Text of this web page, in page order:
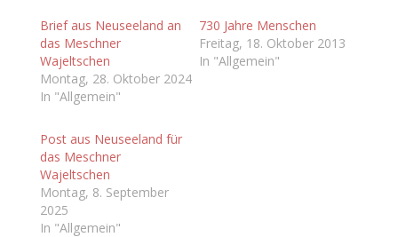
Brief aus Neuseeland an
das Meschner
Wajeltschen
Montag, 28. Oktober 2024
In "Allgemein"
730 Jahre Menschen
Freitag, 18. Oktober 2013
In "Allgemein"
Post aus Neuseeland für
das Meschner
Wajeltschen
Montag, 8. September
2025
In "Allgemein"